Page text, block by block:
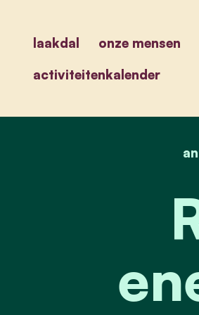
laakdal onze mensen
activiteitenkalender